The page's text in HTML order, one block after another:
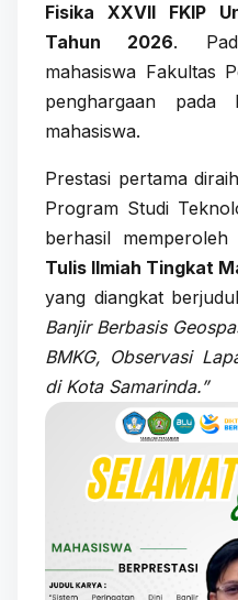
Fisika XXVII FKIP
Tahun 2026.
mahasiswa Fakultas
penghargaan pada
mahasiswa.
Prestasi pertama
Program Studi
berhasil memperoleh
Tulis Ilmiah Tingkat
yang diangkat berjudul
Banjir Berbasis
BMKG, Observasi
di Kota Samarinda.”